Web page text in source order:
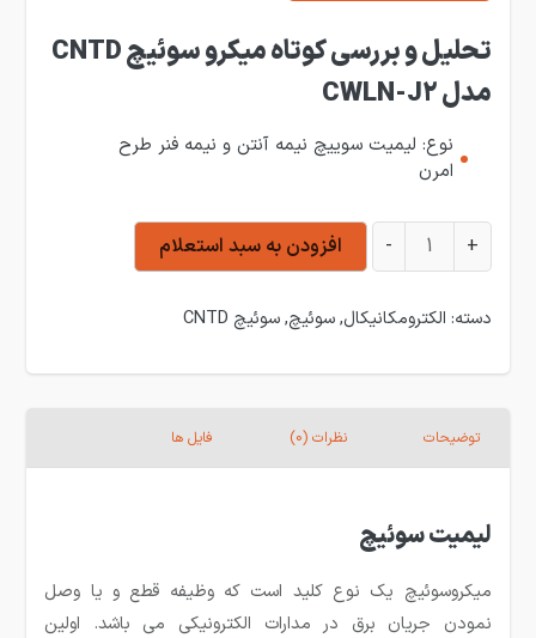
تحلیل و بررسی کوتاه میکرو سوئیچ CNTD
مدل CWLN-J2
نوع: لیمیت سوییچ نیمه آنتن و نیمه فنر طرح
امرن
لیمیت سوئیچ CNTD مدل CWLN-J2 عدد
+
- افزودن به سبد استعلام
دسته: الکترومکانیکال,سوئیچ,سوئیچ CNTD
توضیحات نظرات (0) فایل ها
لیمیت سوئیچ
میکروسوئیچ یک نوع کلید است که وظیفه قطع و یا وصل
نمودن جریان برق در مدارات الکترونیکی می باشد. اولین